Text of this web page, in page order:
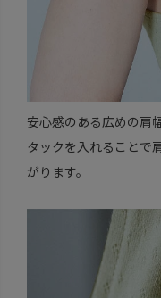
安心感のある広めの肩幅
タックを入れることで
がります。